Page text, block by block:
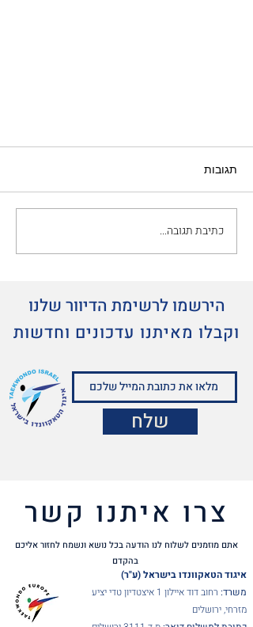
תגובות
כתיבת תגובה...
הירשמו לרשימת הדיוור שלנו
וקבלו מאיתנו עדכונים וחדשות
שלח
צרו איתנו קשר
אתם מוזמנים לשלוח לנו הודעה בכל נושא ונשמח לחזור אליכם
איגוד הטאקוונדו בישראל (ע"ר)
משרד:
רחוב דוד איילון 1 איצטדיון טדי יציע
מזרחי, ירושלים